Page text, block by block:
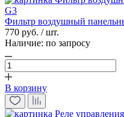
Фильтр воздушный
770 руб. / шт.
Наличие: по запросу
В корзину